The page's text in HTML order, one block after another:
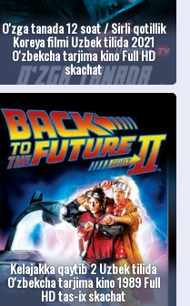
O'zga tanada 12 soat / Sirli qotillik
Koreya filmi Uzbek tilida 2021
O'zbekcha tarjima kino Full HD
skachat
Kelajakka qaytib 2 Uzbek tilida
O'zbekcha tarjima kino 1989 Full
HD tas-ix skachat